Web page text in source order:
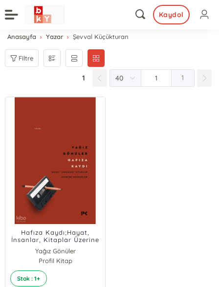
Kaydol
Anasayfa Yazar Şevval Küçükturan
Filtre
1 1
Hafıza Kaydı;Hayat,
İnsanlar, Kitaplar Üzerine
Denemeler
Yağız Gönüler
Profil Kitap
Stok : 1+